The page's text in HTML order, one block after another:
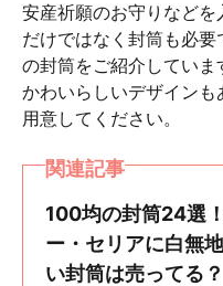
安産祈願のお守りなど
だけではなく封筒も必
の封筒をご紹介してい
かわいらしいデザイン
用意してください。
関連記事
100均の封筒24選
ー・セリアに白無
い封筒は売ってる？